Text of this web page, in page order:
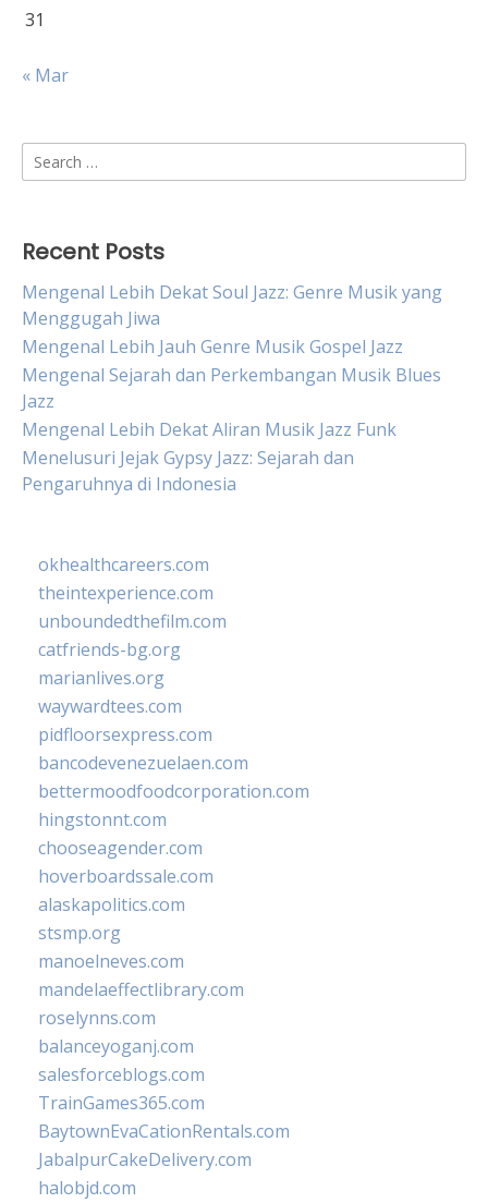
31
« Mar
Search
for:
Recent Posts
Mengenal Lebih Dekat Soul Jazz: Genre Musik yang
Menggugah Jiwa
Mengenal Lebih Jauh Genre Musik Gospel Jazz
Mengenal Sejarah dan Perkembangan Musik Blues
Jazz
Mengenal Lebih Dekat Aliran Musik Jazz Funk
Menelusuri Jejak Gypsy Jazz: Sejarah dan
Pengaruhnya di Indonesia
okhealthcareers.com
theintexperience.com
unboundedthefilm.com
catfriends-bg.org
marianlives.org
waywardtees.com
pidfloorsexpress.com
bancodevenezuelaen.com
bettermoodfoodcorporation.com
hingstonnt.com
chooseagender.com
hoverboardssale.com
alaskapolitics.com
stsmp.org
manoelneves.com
mandelaeffectlibrary.com
roselynns.com
balanceyoganj.com
salesforceblogs.com
TrainGames365.com
BaytownEvaCationRentals.com
JabalpurCakeDelivery.com
halobjd.com